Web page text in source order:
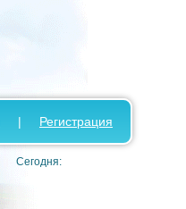
| Регистрация
Сегодня: